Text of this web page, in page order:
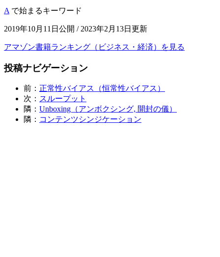
A で始まるキーワード
2019年10月11日公開 / 2023年2月13日更新
アマゾン書籍ランキング（ビジネス・経済）を見る
投稿ナビゲーション
前： 正常性バイアス（恒常性バイアス）
次： スループット
隣： Unboxing（アンボクシング, 開封の儀）
隣： コンテンツシンジケーション